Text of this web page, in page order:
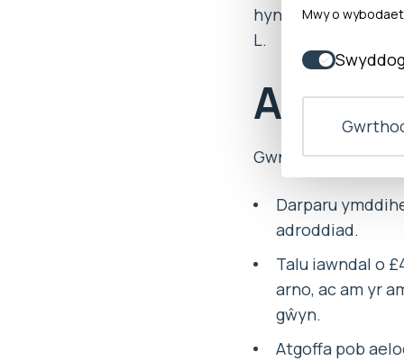
hyn gyfystyr ag
L.
Gwnaeth yr
Darparu
adroddiad.
Talu iawndal o
arno, ac am yr
gŵyn.
Atgoffa pob
Mwy o